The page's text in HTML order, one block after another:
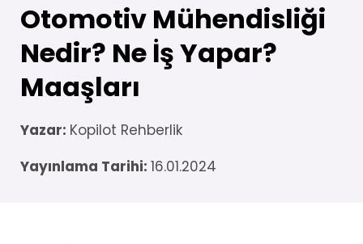
Otomotiv Mühendisliği
Nedir? Ne İş Yapar?
Maaşları
Yazar: Kopilot Rehberlik
Yayınlama Tarihi: 16.01.2024